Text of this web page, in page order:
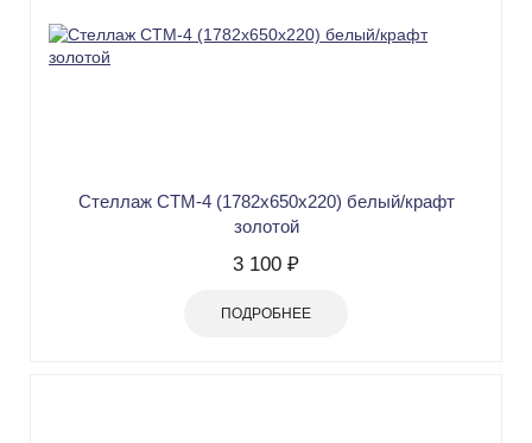
Стеллаж СТМ-4 (1782х650х220) белый/крафт
золотой
3 100 ₽
ПОДРОБНЕЕ